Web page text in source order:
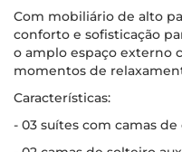
Com mobiliário de alto
conforto e sofisticação
o amplo espaço externo
momentos de
Características:
- 03 suítes com camas